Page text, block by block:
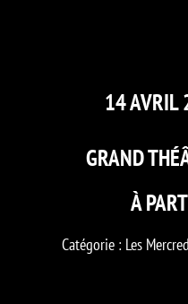
14 AVRIL
GRAND
À
Catégorie : Les